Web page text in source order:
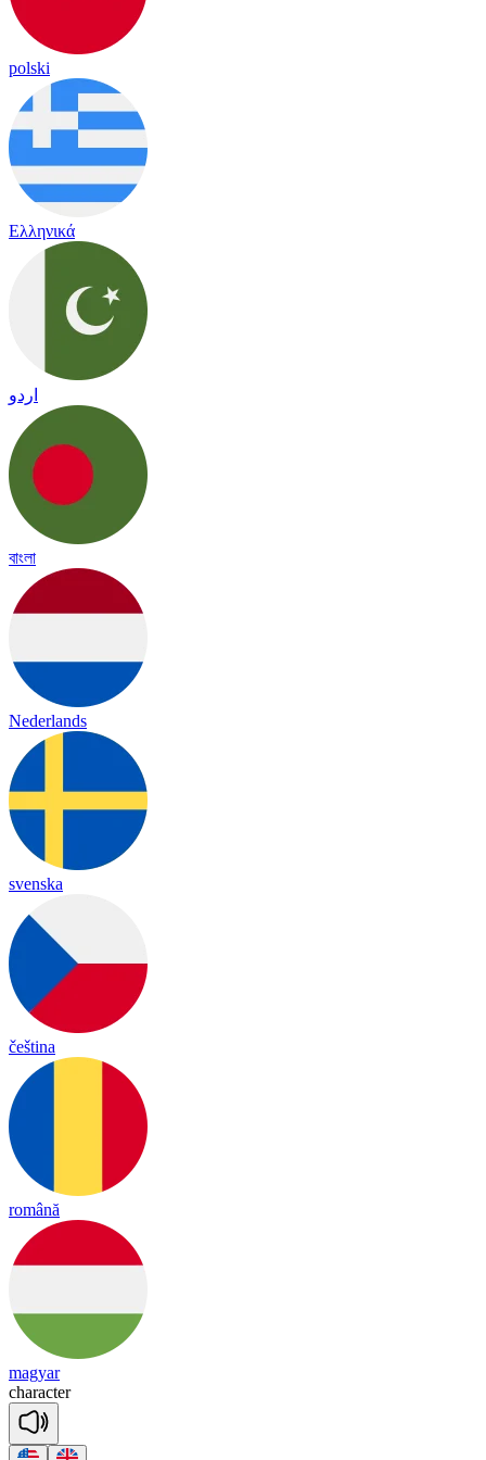
polski
Ελληνικά
اردو
বাংলা
Nederlands
svenska
čeština
română
magyar
character